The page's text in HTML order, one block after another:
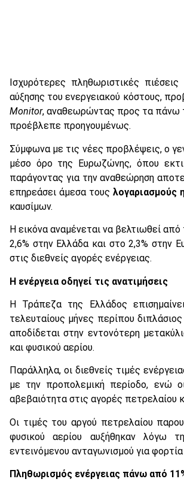
Ισχυρότερες πληθωριστικές
αύξησης του ενεργειακού κόστους,
Monitor, αναθεωρώντας προς τα πάνω
προέβλεπε προηγουμένως.
Σύμφωνα με τις νέες προβλέψεις, ο
μέσο όρο της Ευρωζώνης, όπου
παράγοντας για την αναθεώρηση
επηρεάσει άμεσα τους λογαριασμούς
καυσίμων.
Η εικόνα αναμένεται να βελτιωθεί
2,6% στην Ελλάδα και στο 2,3% στην
στις διεθνείς αγορές ενέργειας.
Η ενέργεια οδηγεί τις ανατιμήσεις
Η Τράπεζα της Ελλάδος
τελευταίους μήνες περίπου
αποδίδεται στην εντονότερη
και φυσικού αερίου.
Παράλληλα, οι διεθνείς τιμές
με την προπολεμική περίοδο, ενώ
αβεβαιότητα στις αγορές πετρελαίου
Οι τιμές του αργού πετρελαίου
φυσικού αερίου αυξήθηκαν λόγω
εντεινόμενου ανταγωνισμού για
Πληθωρισμός ενέργειας πάνω από